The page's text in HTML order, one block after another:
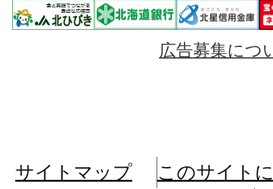
広告募集につ
サイトマップ
このサイト